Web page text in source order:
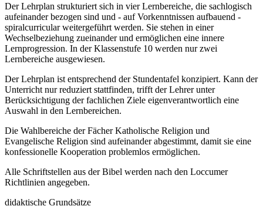
Der Lehrplan strukturiert sich in vier Lernbereiche, die sachlogisch
aufeinander bezogen sind und - auf Vorkenntnissen aufbauend -
spiralcurricular weitergeführt werden. Sie stehen in einer
Wechselbeziehung zueinander und ermöglichen eine innere
Lernprogression. In der Klassenstufe 10 werden nur zwei
Lernbereiche ausgewiesen.
Der Lehrplan ist entsprechend der Stundentafel konzipiert. Kann der
Unterricht nur reduziert stattfinden, trifft der Lehrer unter
Berücksichtigung der fachlichen Ziele eigenverantwortlich eine
Auswahl in den Lernbereichen.
Die Wahlbereiche der Fächer Katholische Religion und
Evangelische Religion sind aufeinander abgestimmt, damit sie eine
konfessionelle Kooperation problemlos ermöglichen.
Alle Schriftstellen aus der Bibel werden nach den Loccumer
Richtlinien angegeben.
didaktische Grundsätze